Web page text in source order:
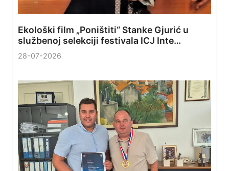
Ekološki film „Poništiti“ Stanke Gjurić u
službenoj selekciji festivala ICJ Inte…
28-07-2026